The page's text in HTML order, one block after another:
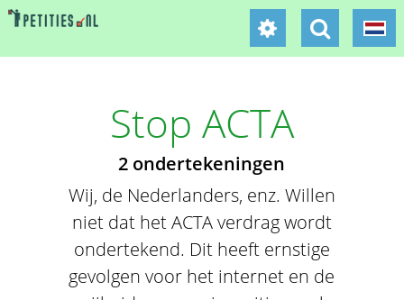
Stop ACTA
2 ondertekeningen
Wij, de Nederlanders, enz. Willen
niet dat het ACTA verdrag wordt
ondertekend. Dit heeft ernstige
gevolgen voor het internet en de